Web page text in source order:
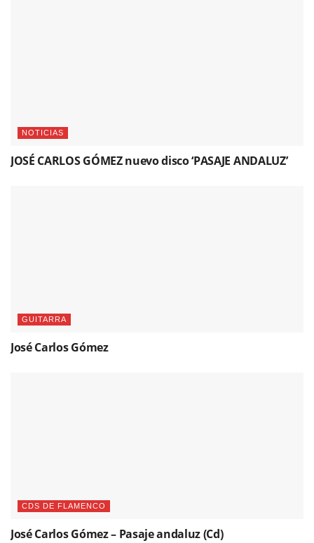
NOTICIAS
JOSÉ CARLOS GÓMEZ nuevo disco ‘PASAJE ANDALUZ’
GUITARRA
José Carlos Gómez
CDS DE FLAMENCO
José Carlos Gómez – Pasaje andaluz (Cd)